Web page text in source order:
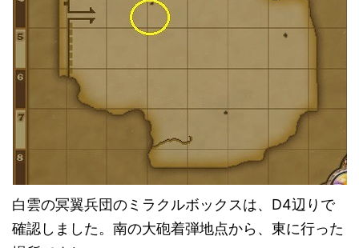
白雲の冥翼兵団のミラクルボックスは、D4辺りで
確認しました。南の大砲着弾地点から、東に行った